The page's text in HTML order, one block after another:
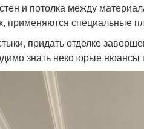
и потолка между
применяются специальные
придать отделке
знать некоторые нюансы